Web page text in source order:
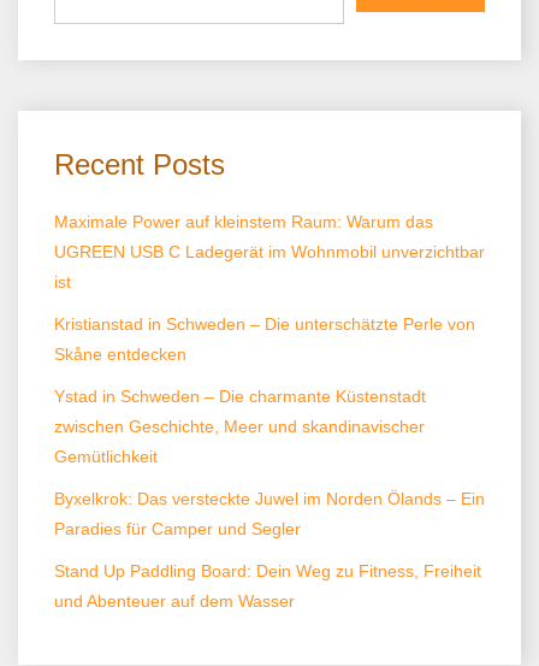
Recent Posts
Maximale Power auf kleinstem Raum: Warum das
UGREEN USB C Ladegerät im Wohnmobil unverzichtbar
ist
Kristianstad in Schweden – Die unterschätzte Perle von
Skåne entdecken
Ystad in Schweden – Die charmante Küstenstadt
zwischen Geschichte, Meer und skandinavischer
Gemütlichkeit
Byxelkrok: Das versteckte Juwel im Norden Ölands – Ein
Paradies für Camper und Segler
Stand Up Paddling Board: Dein Weg zu Fitness, Freiheit
und Abenteuer auf dem Wasser